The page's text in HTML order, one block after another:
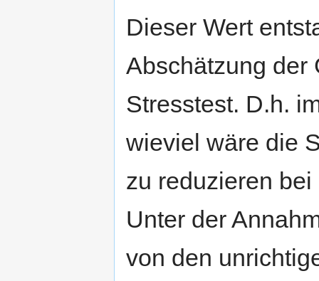
Dieser Wert
Abschätzung der
Stresstest. D.h.
wieviel wäre die
zu reduzieren
Unter der
von den